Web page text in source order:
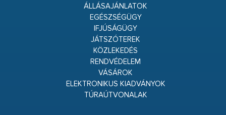
ÁLLÁSAJÁNLATOK
EGÉSZSÉGÜGY
IFJÚSÁGÜGY
JÁTSZÓTEREK
KÖZLEKEDÉS
RENDVÉDELEM
VÁSÁROK
ELEKTRONIKUS KIADVÁNYOK
TÚRAÚTVONALAK